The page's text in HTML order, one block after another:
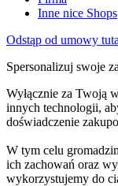
Inne nice Shops
Odstąp od umowy
Spersonalizuj swoje
Wyłącznie za Twoją
innych technologii,
doświadczenie
W tym celu
ich zachowań oraz
wykorzystujemy do